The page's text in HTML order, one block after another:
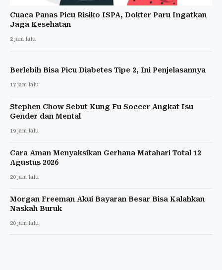
Cuaca Panas Picu Risiko ISPA, Dokter Paru Ingatkan
Jaga Kesehatan
2 jam lalu
Berlebih Bisa Picu Diabetes Tipe 2, Ini Penjelasannya
17 jam lalu
Stephen Chow Sebut Kung Fu Soccer Angkat Isu
Gender dan Mental
19 jam lalu
Cara Aman Menyaksikan Gerhana Matahari Total 12
Agustus 2026
20 jam lalu
Morgan Freeman Akui Bayaran Besar Bisa Kalahkan
Naskah Buruk
20 jam lalu